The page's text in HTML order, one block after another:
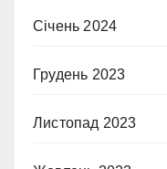
Січень 2024
Грудень 2023
Листопад 2023